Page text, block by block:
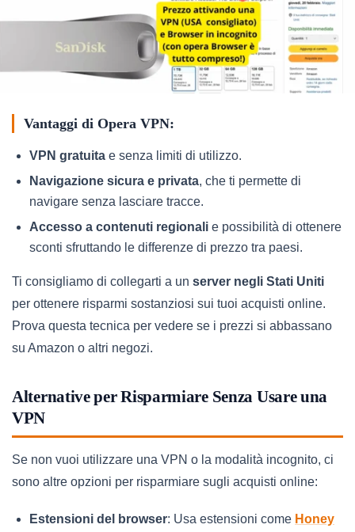
Vantaggi di Opera VPN:
VPN gratuita e senza limiti di utilizzo.
Navigazione sicura e privata, che ti permette di
navigare senza lasciare tracce.
Accesso a contenuti regionali e possibilità di ottenere
sconti sfruttando le differenze di prezzo tra paesi.
Ti consigliamo di collegarti a un server negli Stati Uniti
per ottenere risparmi sostanziosi sui tuoi acquisti online.
Prova questa tecnica per vedere se i prezzi si abbassano
su Amazon o altri negozi.
Alternative per Risparmiare Senza Usare una
VPN
Se non vuoi utilizzare una VPN o la modalità incognito, ci
sono altre opzioni per risparmiare sugli acquisti online:
Estensioni del browser: Usa estensioni come Honey